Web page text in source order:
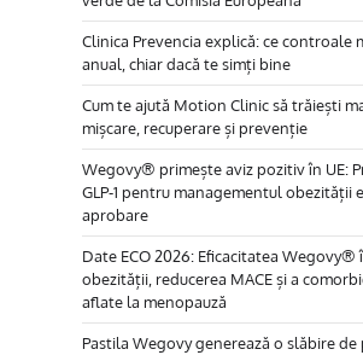
Clinica Prevencia explică: ce controale
anual, chiar dacă te simți bine
Cum te ajută Motion Clinic să trăiești
mișcare, recuperare și prevenție
Wegovy® primește aviz pozitiv în UE:
GLP-1 pentru managementul obezității
aprobare
Date ECO 2026: Eficacitatea
obezității, reducerea MACE și a
aflate la menopauză
Pastila Wegovy generează o slăbire de